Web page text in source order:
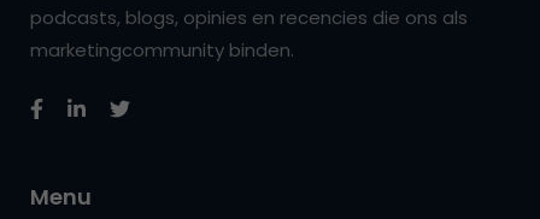
podcasts, blogs, opinies en recencies die ons als
marketingcommunity binden.
Menu